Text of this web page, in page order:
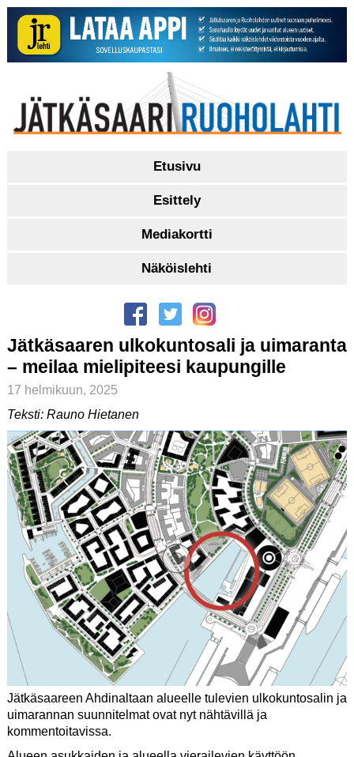
Etusivu
Esittely
Mediakortti
Näköislehti
Jätkäsaaren ulkokuntosali ja uimaranta
– meilaa mielipiteesi kaupungille
17 helmikuun, 2025
Teksti: Rauno Hietanen
Jätkäsaareen Ahdinaltaan alueelle tulevien ulkokuntosalin ja
uimarannan suunnitelmat ovat nyt nähtävillä ja
kommentoitavissa.